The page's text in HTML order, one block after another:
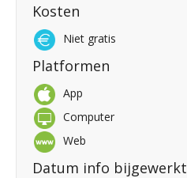
Kosten
Niet gratis
Platformen
App
Computer
Web
Datum info bijgewerkt